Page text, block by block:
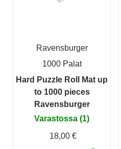
Ravensburger
1000 Palat
Hard Puzzle Roll Mat up
to 1000 pieces
Ravensburger
Varastossa (1)
18,00 €